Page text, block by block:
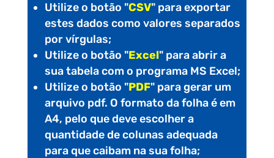
Utilize o botão "CSV" para exportar
estes dados como valores separados
por vírgulas;
Utilize o botão "Excel" para abrir a
sua tabela com o programa MS Excel;
Utilize o botão "PDF" para gerar um
arquivo pdf. O formato da folha é em
A4, pelo que deve escolher a
quantidade de colunas adequada
para que caibam na sua folha;